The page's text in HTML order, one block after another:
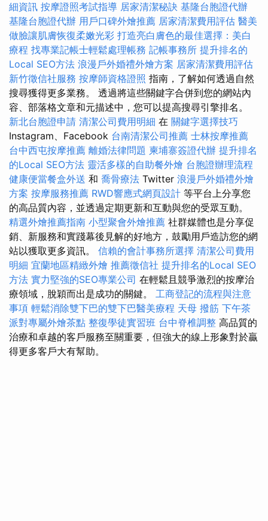
細資訊 按摩證照考試指導 居家清潔秘訣 基隆台胞證代辦
基隆台胞證代辦 用戶口碑外燴推薦 居家清潔費用評估 醫美
做臉讓肌膚恢復柔嫩光彩 打造亮白膚色的最佳選擇：美白
療程 找專業記帳士輕鬆處理帳務 記帳事務所 提升排名的
Local SEO方法 浪漫戶外婚禮外燴方案 居家清潔費用評估
新竹徵信社服務 按摩師資格證照 指南，了解如何透過自然
搜尋獲得更多業務。 透過將這些關鍵字合併到您的網站內
容、部落格文章和元描述中，您可以提高搜尋引擎排名。
新北台胞證申請 清潔公司費用明細 在 關鍵字選擇技巧
Instagram、Facebook 台南清潔公司推薦 士林按摩推薦
台中西屯按摩推薦 離婚法律問題 柬埔寨簽證代辦 提升排名
的Local SEO方法 靈活多樣的自助餐外燴 台胞證辦理流程
健康便當餐盒外送 和 喬骨療法 Twitter 浪漫戶外婚禮外燴
方案 按摩服務推薦 RWD響應式網頁設計 等平台上分享您
的高品質內容，並透過定期更新和互動與您的受眾互動。
精選外燴推薦指南 小型聚會外燴推薦 社群媒體也是分享促
銷、新服務和實踐幕後見解的好地方，鼓勵用戶造訪您的網
站以獲取更多資訊。 信賴的會計事務所選擇 清潔公司費用
明細 宜蘭地區精緻外燴 推薦徵信社 提升排名的Local SEO
方法 實力堅強的SEO專業公司 在輕鬆且競爭激烈的按摩治
療領域，脫穎而出是成功的關鍵。 工商登記的流程與注意
事項 輕鬆消除雙下巴的雙下巴醫美療程 天母 撥筋 下午茶
派對專屬外燴茶點 整復學徒實習班 台中脊椎調整 高品質的
治療和卓越的客戶服務至關重要，但強大的線上形象對於贏
得更多客戶大有幫助。